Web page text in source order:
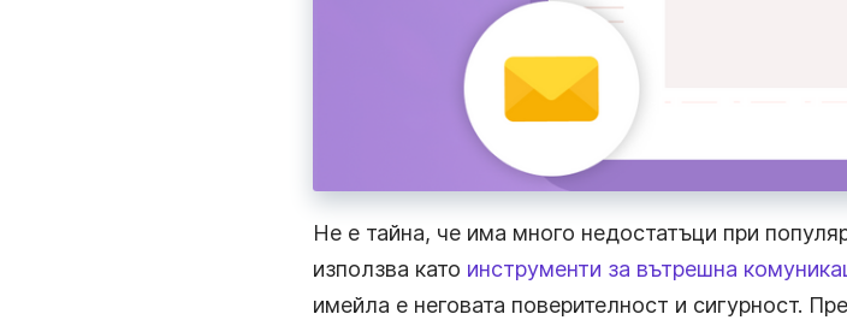
Ускорете работната комуникация с мигновени
Останете свързани, споделяйте новини и си
Не е тайна, че има много недостатъци при
използва като инструменти за вътрешна
имейла е неговата поверителност и сигурност.